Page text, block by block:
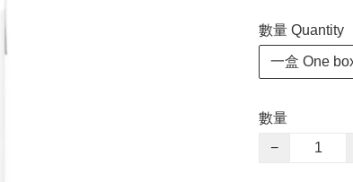
數量 Quantity
一盒 One
數量
−